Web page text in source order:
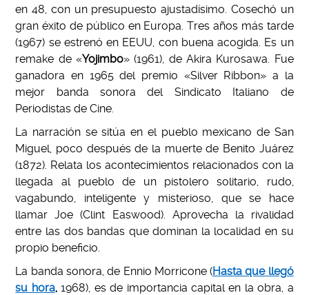
en 48, con un presupuesto ajustadísimo. Cosechó un
gran éxito de público en Europa. Tres años más tarde
(1967) se estrenó en EEUU, con buena acogida. Es un
remake de «Yojimbo» (1961), de Akira Kurosawa. Fue
ganadora en 1965 del premio «Silver Ribbon» a la
mejor banda sonora del Sindicato Italiano de
Periodistas de Cine.
La narración se sitúa en el pueblo mexicano de San
Miguel, poco después de la muerte de Benito Juárez
(1872). Relata los acontecimientos relacionados con la
llegada al pueblo de un pistolero solitario, rudo,
vagabundo, inteligente y misterioso, que se hace
llamar Joe (Clint Easwood). Aprovecha la rivalidad
entre las dos bandas que dominan la localidad en su
propio beneficio.
La banda sonora, de Ennio Morricone (Hasta que llegó
su hora,1968), es de importancia capital en la obra, a